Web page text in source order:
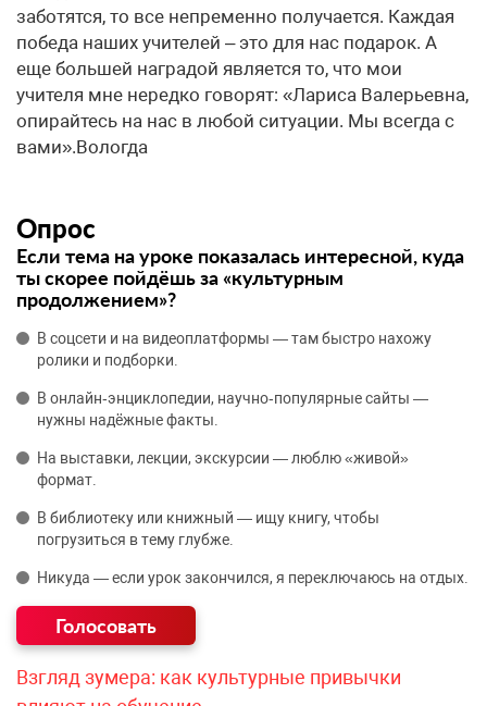
Опрос
Если тема на уроке показалась интересной, куда
ты скорее пойдёшь за «культурным
продолжением»?
В соцсети и на видеоплатформы — там быстро нахожу
ролики и подборки.
В онлайн‑энциклопедии, научно‑популярные сайты —
нужны надёжные факты.
На выставки, лекции, экскурсии — люблю «живой»
формат.
В библиотеку или книжный — ищу книгу, чтобы
погрузиться в тему глубже.
Никуда — если урок закончился, я переключаюсь на отдых.
Взгляд зумера: как культурные привычки